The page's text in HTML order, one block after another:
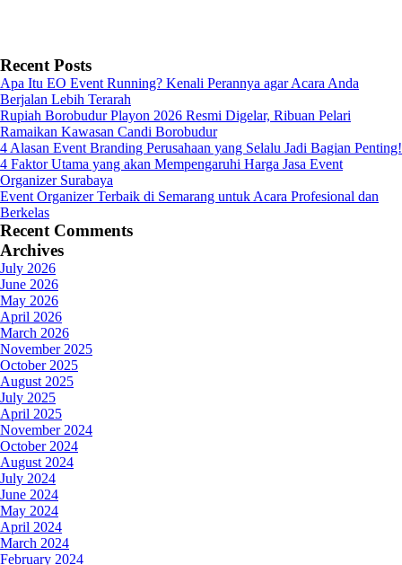
Recent Posts
Apa Itu EO Event Running? Kenali Perannya agar Acara Anda
Berjalan Lebih Terarah
Rupiah Borobudur Playon 2026 Resmi Digelar, Ribuan Pelari
Ramaikan Kawasan Candi Borobudur
4 Alasan Event Branding Perusahaan yang Selalu Jadi Bagian Penting!
4 Faktor Utama yang akan Mempengaruhi Harga Jasa Event
Organizer Surabaya
Event Organizer Terbaik di Semarang untuk Acara Profesional dan
Berkelas
Recent Comments
Archives
July 2026
June 2026
May 2026
April 2026
March 2026
November 2025
October 2025
August 2025
July 2025
April 2025
November 2024
October 2024
August 2024
July 2024
June 2024
May 2024
April 2024
March 2024
February 2024